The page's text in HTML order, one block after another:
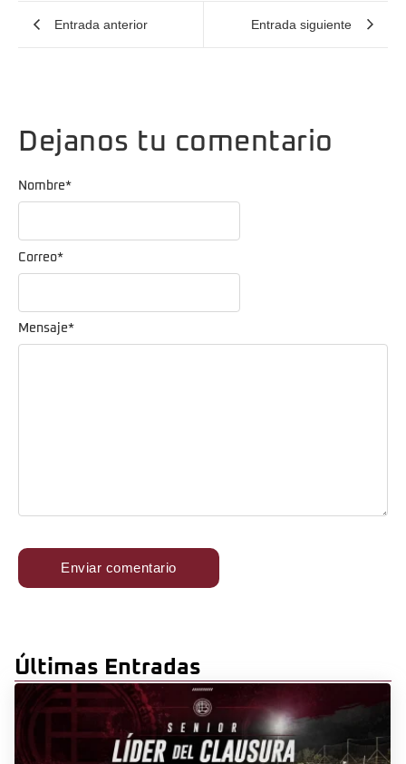
Entrada anterior Entrada siguiente
Dejanos tu comentario
Mensaje*
Nombre*
Correo*
Últimas Entradas